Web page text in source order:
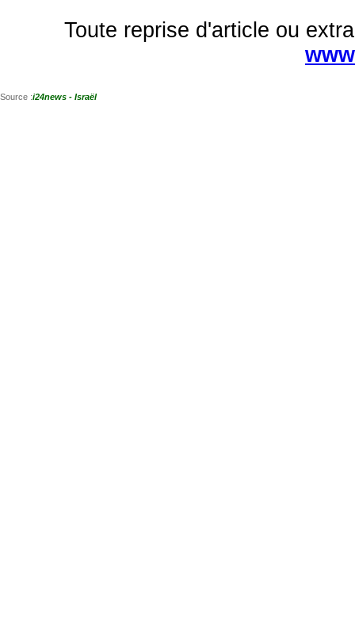
Toute reprise d'article ou
Source :i24news - Israël